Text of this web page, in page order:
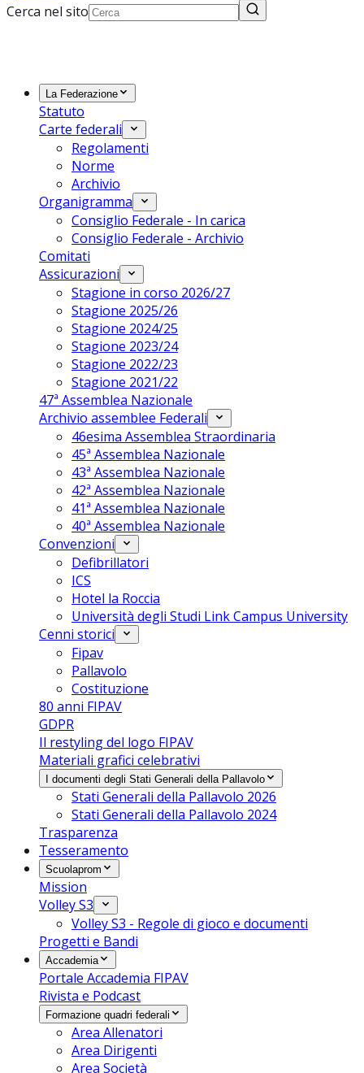
Cerca nel sito
La Federazione
Statuto
Carte federali
Regolamenti
Norme
Archivio
Organigramma
Consiglio Federale - In carica
Consiglio Federale - Archivio
Comitati
Assicurazioni
Stagione in corso 2026/27
Stagione 2025/26
Stagione 2024/25
Stagione 2023/24
Stagione 2022/23
Stagione 2021/22
47ª Assemblea Nazionale
Archivio assemblee Federali
46esima Assemblea Straordinaria
45ª Assemblea Nazionale
43ª Assemblea Nazionale
42ª Assemblea Nazionale
41ª Assemblea Nazionale
40ª Assemblea Nazionale
Convenzioni
Defibrillatori
ICS
Hotel la Roccia
Università degli Studi Link Campus University
Cenni storici
Fipav
Pallavolo
Costituzione
80 anni FIPAV
GDPR
Il restyling del logo FIPAV
Materiali grafici celebrativi
I documenti degli Stati Generali della Pallavolo
Stati Generali della Pallavolo 2026
Stati Generali della Pallavolo 2024
Trasparenza
Tesseramento
Scuolaprom
Mission
Volley S3
Volley S3 - Regole di gioco e documenti
Progetti e Bandi
Accademia
Portale Accademia FIPAV
Rivista e Podcast
Formazione quadri federali
Area Allenatori
Area Dirigenti
Area Società